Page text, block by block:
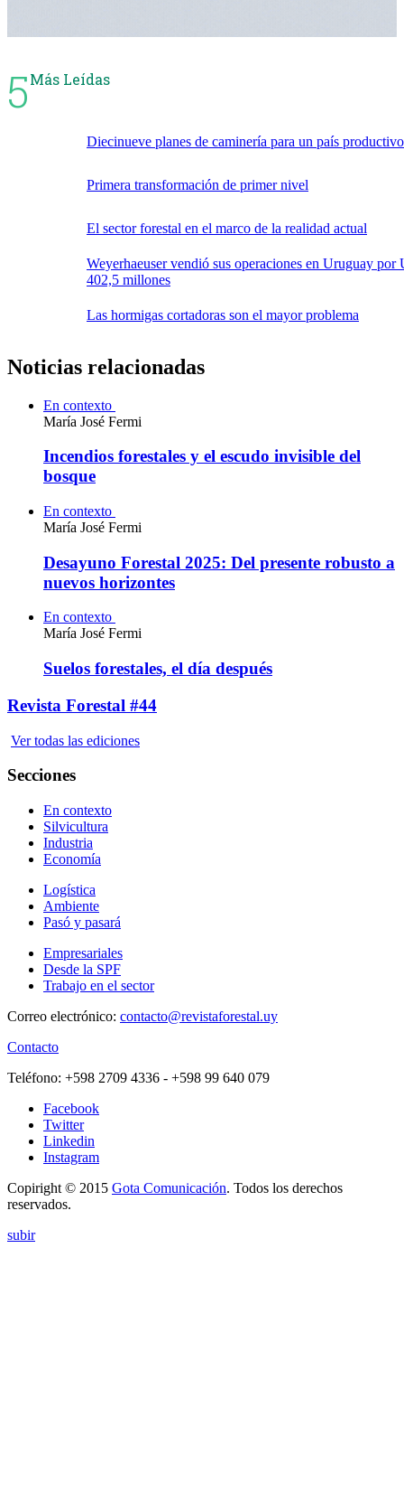
5Más Leídas
Diecinueve planes de caminería para un país productivo
Primera transformación de primer nivel
El sector forestal en el marco de la realidad actual
Weyerhaeuser vendió sus operaciones en Uruguay por
402,5 millones
Las hormigas cortadoras son el mayor problema
Noticias relacionadas
En contexto
María José Fermi
Incendios forestales y el escudo invisible del
bosque
En contexto
María José Fermi
Desayuno Forestal 2025: Del presente robusto a
nuevos horizontes
En contexto
María José Fermi
Suelos forestales, el día después
Revista Forestal #44
Ver todas las ediciones
Secciones
En contexto
Silvicultura
Industria
Economía
Logística
Ambiente
Pasó y pasará
Empresariales
Desde la SPF
Trabajo en el sector
Correo electrónico: contacto@revistaforestal.uy
Contacto
Teléfono: +598 2709 4336 ­- +598 99 640 079
Facebook
Twitter
Linkedin
Instagram
Copiright © 2015 Gota Comunicación. Todos los derechos
reservados.
subir